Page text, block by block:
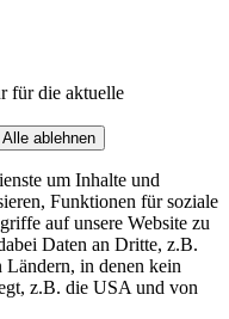
für die aktuelle
Alle ablehnen
um Inhalte und
Funktionen für soziale
auf unsere Website zu
Daten an Dritte, z.B.
in denen kein
z.B. die USA und von